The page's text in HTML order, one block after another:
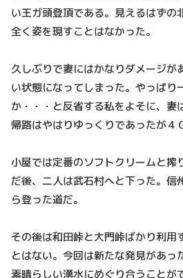
い王ガ頭登頂である。見えるはずの
全く姿を現すことはなかった。
久しぶりで妻にはかなりダメージが
い状態になってしまった。やっぱり
か・・・と反省する私をよそに、妻
帰路はやはりゆっくりであったが４
小屋では定番のソフトクリームと搾
だ後、二人は武石村へと下った。信
ら登った道だ。
その後は和田峠と大門峠ばかり利用
とはない。今回は新たな発見があっ
素晴らしい湧水にめぐり合うことが